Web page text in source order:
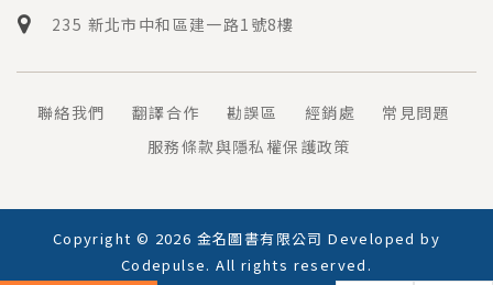
235 新北市中和區建一路1號8樓
聯絡我們 翻譯合作 勘誤區 經銷處
常見問題
服務條款與隱私權保護政策
Copyright © 2026 金名圖書有限公司 Developed by
Codepulse. All rights reserved.